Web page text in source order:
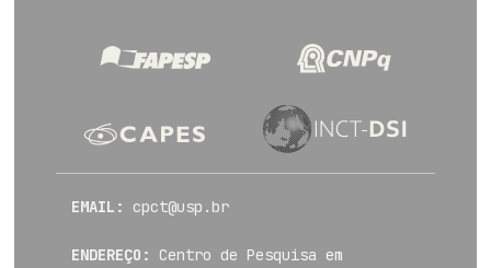
EMAIL: cpct@usp.br
ENDEREÇO:
Centro de Pesquisa em